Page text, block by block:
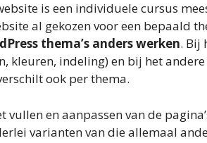
is een individuele cursus
al gekozen voor een bepaald
thema’s anders werken. Bij
kleuren, indeling) en bij het
ook per thema.
en aanpassen van de
varianten van die allemaal